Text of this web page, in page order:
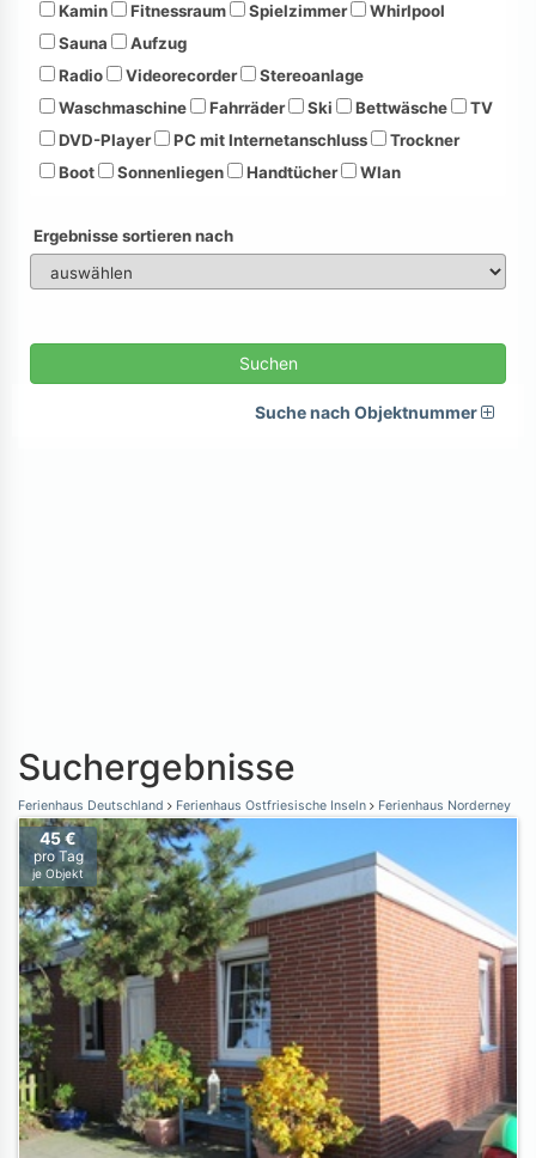
Kamin
Fitnessraum Spielzimmer
Whirlpool
Sauna
Aufzug
Radio
Videorecorder
Stereoanlage
Waschmaschine
Fahrräder Ski Bettwäsche
TV
DVD-Player
PC mit Internetanschluss
Trockner
Boot
Sonnenliegen Handtücher Wlan
Ergebnisse sortieren nach
Suchen
Suche nach Objektnummer
Suchergebnisse
Ferienhaus Deutschland Ferienhaus Ostfriesische Inseln Ferienhaus Norderney
45 €
pro Tag
je Objekt